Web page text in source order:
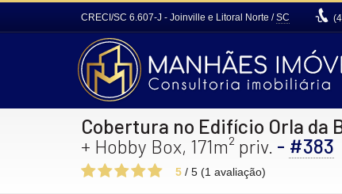
CRECI/SC 6.607-J - Joinville e Litoral Norte /SC
Cobertura no Edifício Orla da
+ Hobby Box, 171m² priv. - #383
5 / 5 (1 avaliação)